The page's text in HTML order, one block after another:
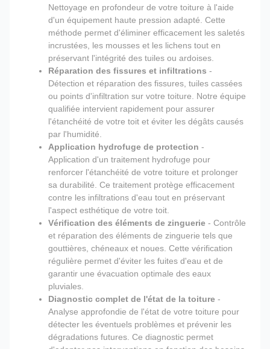
Nettoyage en profondeur de votre toiture à l'aide
d'un équipement haute pression adapté. Cette
méthode permet d'éliminer efficacement les saletés
incrustées, les mousses et les lichens tout en
préservant l'intégrité des tuiles ou ardoises.
Réparation des fissures et infiltrations -
Détection et réparation des fissures, tuiles cassées
ou points d'infiltration sur votre toiture. Notre équipe
qualifiée intervient rapidement pour assurer
l'étanchéité de votre toit et éviter les dégâts causés
par l'humidité.
Application hydrofuge de protection -
Application d'un traitement hydrofuge pour
renforcer l'étanchéité de votre toiture et prolonger
sa durabilité. Ce traitement protège efficacement
contre les infiltrations d'eau tout en préservant
l'aspect esthétique de votre toit.
Vérification des éléments de zinguerie - Contrôle
et réparation des éléments de zinguerie tels que
gouttières, chéneaux et noues. Cette vérification
régulière permet d'éviter les fuites d'eau et de
garantir une évacuation optimale des eaux
pluviales.
Diagnostic complet de l'état de la toiture -
Analyse approfondie de l'état de votre toiture pour
détecter les éventuels problèmes et prévenir les
dégradations futures. Ce diagnostic permet